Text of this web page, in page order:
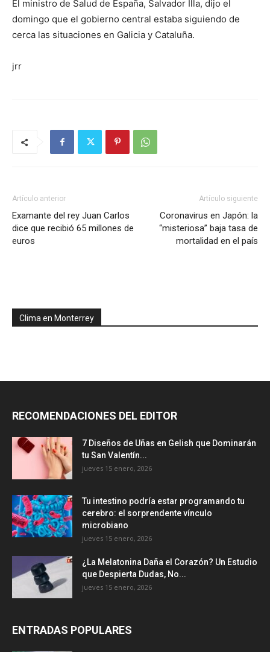
El ministro de Salud de España, Salvador Illa, dijo el
domingo que el gobierno central estaba siguiendo de
cerca las situaciones en Galicia y Cataluña.
jrr
Artículo anterior
Examante del rey Juan Carlos
dice que recibió 65 millones de
euros
Artículo siguiente
Coronavirus en Japón: la
“misteriosa” baja tasa de
mortalidad en el país
Clima en Monterrey
RECOMENDACIONES DEL EDITOR
7 Diseños de Uñas en Gelish que Dominarán
tu San Valentín...
jueves 15 enero, 2026
Tu intestino podría estar programando tu
cerebro: el sorprendente vínculo
microbiano
jueves 15 enero, 2026
¿La Melatonina Daña el Corazón? Un Estudio
que Despierta Dudas, No...
jueves 15 enero, 2026
ENTRADAS POPULARES